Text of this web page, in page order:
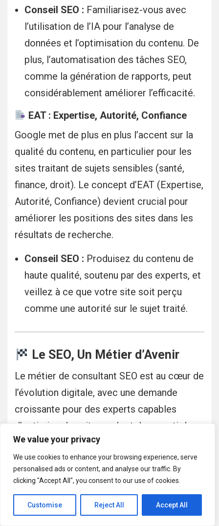
We value your privacy
We use cookies to enhance your browsing experience, serve
personalised ads or content, and analyse our traffic. By
clicking "Accept All", you consent to our use of cookies.
Customise Reject All Accept All
Conseil SEO : Familiarisez-vous avec
l’utilisation de l’IA pour l’analyse de
données et l’optimisation du contenu. De
plus, l’automatisation des tâches SEO,
comme la génération de rapports, peut
considérablement améliorer l’efficacité.
EAT : Expertise, Autorité, Confiance
Google met de plus en plus l’accent sur la
qualité du contenu, en particulier pour les
sites traitant de sujets sensibles (santé,
finance, droit). Le concept d’EAT (Expertise,
Autorité, Confiance) devient crucial pour
améliorer les positions des sites dans les
résultats de recherche.
Conseil SEO : Produisez du contenu de
haute qualité, soutenu par des experts, et
veillez à ce que votre site soit perçu
comme une autorité sur le sujet traité.
Le SEO, Un Métier d’Avenir
Le métier de consultant SEO est au cœur de
l’évolution digitale, avec une demande
croissante pour des experts capables
d’optimiser les sites web et de garantir leur
visibilité sur les moteurs de recherche.
Avec des compétences techniques,
analytiques, et stratégiques, le consultant
SEO joue un rôle clé dans la réussite en
ligne des entreprises.